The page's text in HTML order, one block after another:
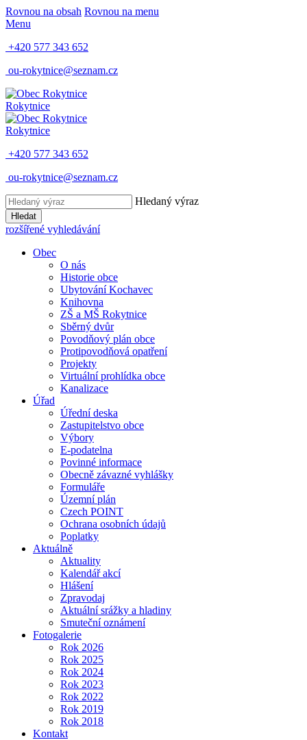
Rovnou na obsah Rovnou na menu
Menu
+420 577 343 652
ou-rokytnice@seznam.cz
Rokytnice
Rokytnice
+420 577 343 652
ou-rokytnice@seznam.cz
Hledaný výraz
Hledat
rozšířené vyhledávání
Obec
O nás
Historie obce
Ubytování Kochavec
Knihovna
ZŠ a MŠ Rokytnice
Sběrný dvůr
Povodňový plán obce
Protipovodňová opatření
Projekty
Virtuální prohlídka obce
Kanalizace
Úřad
Úřední deska
Zastupitelstvo obce
Výbory
E-podatelna
Povinné informace
Obecně závazné vyhlášky
Formuláře
Územní plán
Czech POINT
Ochrana osobních údajů
Poplatky
Aktuálně
Aktuality
Kalendář akcí
Hlášení
Zpravodaj
Aktuální srážky a hladiny
Smuteční oznámení
Fotogalerie
Rok 2026
Rok 2025
Rok 2024
Rok 2023
Rok 2022
Rok 2019
Rok 2018
Kontakt